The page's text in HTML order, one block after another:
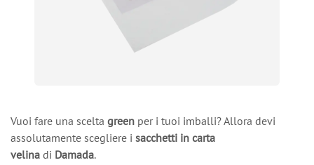
Vuoi fare una scelta green per i tuoi imballi? Allora devi
assolutamente scegliere i sacchetti in carta
velina di Damada.